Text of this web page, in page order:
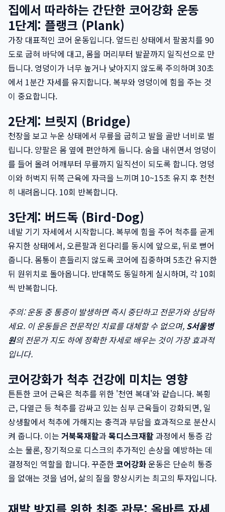
집에서 따라하는 간단한 코어강화 운동
1단계: 플랭크 (Plank)
가장 대표적인 코어 운동입니다. 엎드린 상태에서 팔꿈치를 90
도로 굽혀 바닥에 대고, 몸을 머리부터 발끝까지 일직선으로 만
듭니다. 엉덩이가 너무 높거나 낮아지지 않도록 주의하며 30초
에서 1분간 자세를 유지합니다. 복부와 엉덩이에 힘을 주는 것
이 중요합니다.
2단계: 브릿지 (Bridge)
천장을 보고 누운 상태에서 무릎을 굽히고 발을 골반 너비로 벌
립니다. 양팔은 몸 옆에 편안하게 둡니다. 숨을 내쉬면서 엉덩이
를 들어 올려 어깨부터 무릎까지 일직선이 되도록 합니다. 엉덩
이와 허벅지 뒤쪽 근육에 자극을 느끼며 10~15초 유지 후 천천
히 내려옵니다. 10회 반복합니다.
3단계: 버드독 (Bird-Dog)
네발 기기 자세에서 시작합니다. 복부에 힘을 주어 척추를 곧게
유지한 상태에서, 오른팔과 왼다리를 동시에 앞으로, 뒤로 뻗어
줍니다. 몸통이 흔들리지 않도록 코어에 집중하며 5초간 유지한
뒤 원위치로 돌아옵니다. 반대쪽도 동일하게 실시하며, 각 10회
씩 반복합니다.
주의: 운동 중 통증이 발생하면 즉시 중단하고 전문가와 상담하
세요. 이 운동들은 전문적인 치료를 대체할 수 없으며, S서울병
원의 전문가 지도 하에 정확한 자세로 배우는 것이 가장 효과적
입니다.
코어강화가 척추 건강에 미치는 영향
튼튼한 코어 근육은 척추를 위한 '천연 복대'와 같습니다. 복횡
근, 다열근 등 척추를 감싸고 있는 심부 근육들이 강화되면, 일
상생활에서 척추에 가해지는 충격과 부담을 효과적으로 분산시
켜 줍니다. 이는 거북목재활과목디스크재활과정에서 통증 감
소는 물론, 장기적으로 디스크의 추가적인 손상을 예방하는 데
결정적인 역할을 합니다. 꾸준한코어강화운동은 단순히 통증
을 없애는 것을 넘어, 삶의 질을 향상시키는 최고의 투자입니다.